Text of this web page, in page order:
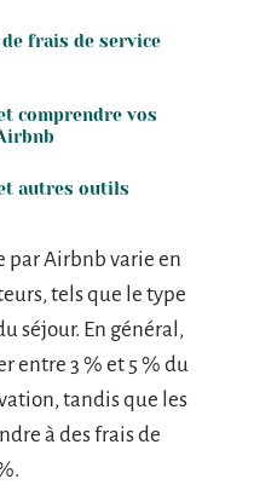
frais de service
comprendre vos
autres outils
par Airbnb varie en
tels que le type
séjour. En général,
entre 3 % et 5 % du
tandis que les
à des frais de